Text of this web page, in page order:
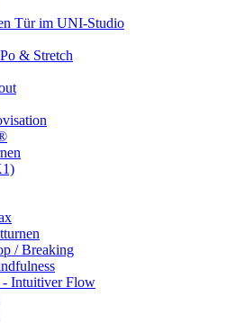
Tür im UNI-Studio
& Stretch
/ Breaking
- Intuitiver Flow